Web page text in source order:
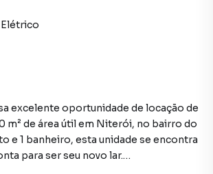
excelente oportunidade de locação de
m² de área útil em Niterói, no bairro do
e 1 banheiro, esta unidade se encontra
para ser seu novo lar.